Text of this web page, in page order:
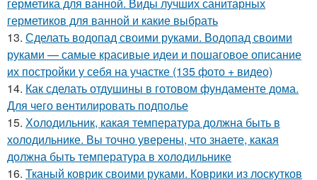
герметиков для ванной и какие выбрать
13. Сделать водопад своими руками. Водопад своими
руками — самые красивые идеи и пошаговое описание
их постройки у себя на участке (135 фото + видео)
14. Как сделать отдушины в готовом фундаменте дома.
Для чего вентилировать подполье
15. Холодильник, какая температура должна быть в
холодильнике. Вы точно уверены, что знаете, какая
должна быть температура в холодильнике
16. Тканый коврик своими руками. Коврики из лоскутков